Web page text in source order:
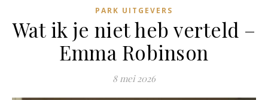
PARK UITGEVERS
Wat ik je niet heb verteld –
Emma Robinson
8 mei 2026